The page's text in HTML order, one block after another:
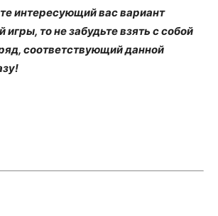
интересующий вас вариант
игры, то не забудьте взять с собой
соответствующий данной